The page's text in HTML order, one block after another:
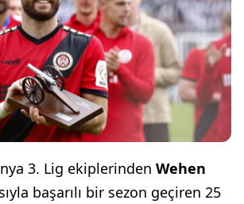
3. Lig ekiplerinden Wehen
başarılı bir sezon geçiren 25